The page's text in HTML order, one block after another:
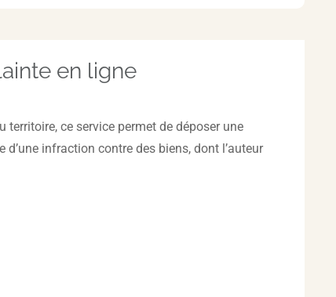
en ligne
territoire, ce service permet de déposer une
infraction contre des biens, dont l’auteur